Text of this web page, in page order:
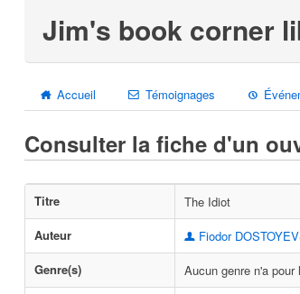
Jim's book corner
Accueil Témoignages
Consulter la fiche d'un
Titre
The Idiot
Auteur
Fiodor
Genre(s)
Aucun genre n'a